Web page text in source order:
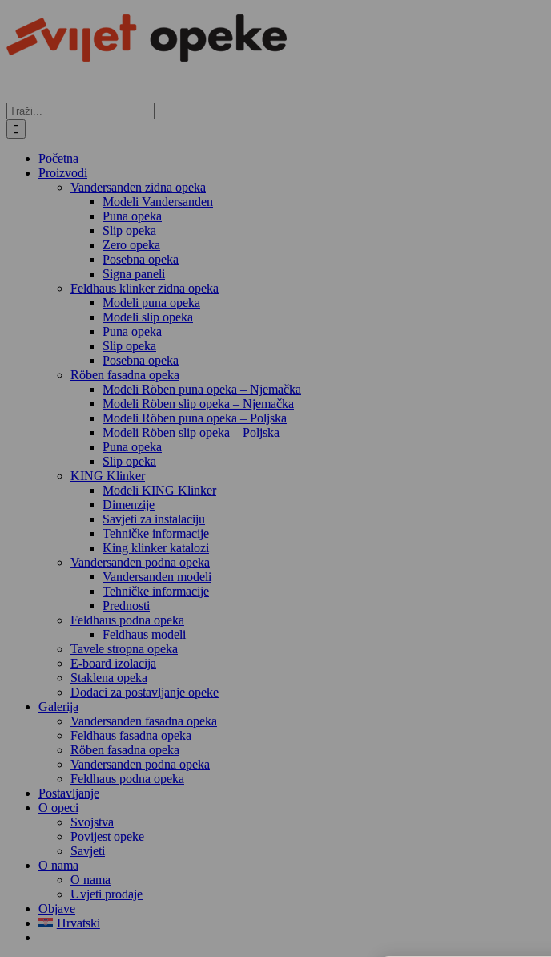
content
Traži...
Početna
Proizvodi
Vandersanden zidna opeka
Modeli Vandersanden
Puna opeka
Slip opeka
Zero opeka
Posebna opeka
Signa paneli
Feldhaus klinker zidna opeka
Modeli puna opeka
Modeli slip opeka
Puna opeka
Slip opeka
Posebna opeka
Röben fasadna opeka
Modeli Röben puna opeka – Njemačka
Modeli Röben slip opeka – Njemačka
Modeli Röben puna opeka – Poljska
Modeli Röben slip opeka – Poljska
Puna opeka
Slip opeka
KING Klinker
Modeli KING Klinker
Dimenzije
Savjeti za instalaciju
Tehničke informacije
King klinker katalozi
Vandersanden podna opeka
Vandersanden modeli
Tehničke informacije
Prednosti
Feldhaus podna opeka
Feldhaus modeli
Tavele stropna opeka
E-board izolacija
Staklena opeka
Dodaci za postavljanje opeke
Galerija
Vandersanden fasadna opeka
Feldhaus fasadna opeka
Röben fasadna opeka
Vandersanden podna opeka
Feldhaus podna opeka
Postavljanje
O opeci
Svojstva
Povijest opeke
Savjeti
O nama
O nama
Uvjeti prodaje
Objave
Hrvatski